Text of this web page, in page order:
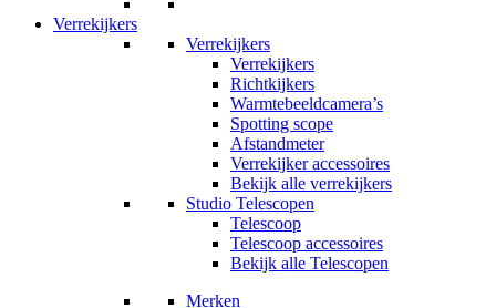
Verrekijkers
Verrekijkers
Verrekijkers
Richtkijkers
Warmtebeeldcamera’s
Spotting scope
Afstandmeter
Verrekijker accessoires
Bekijk alle verrekijkers
Studio Telescopen
Telescoop
Telescoop accessoires
Bekijk alle Telescopen
Merken